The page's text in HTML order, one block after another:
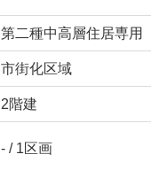
第二種中高層住居専用
市街化区域
2階建
- / 1区画